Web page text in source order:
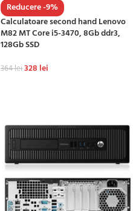
Reducere -9%
Calculatoare second hand Lenovo
M82 MT Core i5-3470, 8Gb ddr3,
128Gb SSD
364lei328 lei